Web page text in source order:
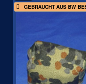
GEBRAUCHT AUS BW